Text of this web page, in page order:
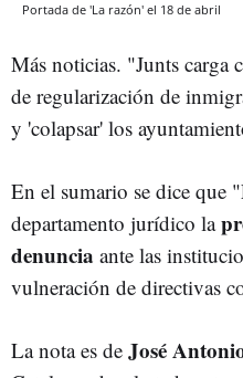
Portada de 'La razón' el 18 de abril
Más noticias. "Junts carga
de regularización de
y 'colapsar' los
En el sumario se dice que
departamento jurídico la
denuncia ante las
vulneración de directivas
La nota es de José